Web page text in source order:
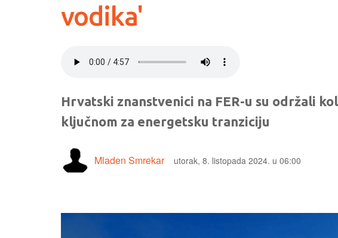
vodika'
Hrvatski znanstvenici na FER-u su održali
ključnom za energetsku tranziciju
Mladen Smrekar utorak, 8. listopada 2024. u 06:00